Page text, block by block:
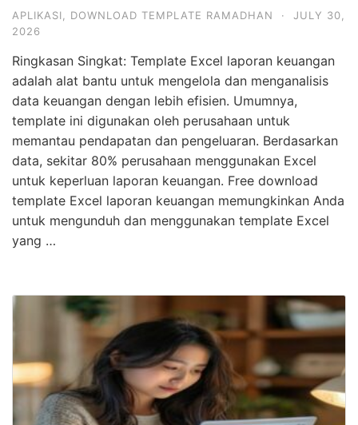
APLIKASI DOWNLOAD TEMPLATE RAMADHAN ·
JULY 30,
2026
Ringkasan Singkat: Template Excel laporan keuangan
adalah alat bantu untuk mengelola dan menganalisis
data keuangan dengan lebih efisien. Umumnya,
template ini digunakan oleh perusahaan untuk
memantau pendapatan dan pengeluaran. Berdasarkan
data, sekitar 80% perusahaan menggunakan Excel
untuk keperluan laporan keuangan. Free download
template Excel laporan keuangan memungkinkan Anda
untuk mengunduh dan menggunakan template Excel
yang …